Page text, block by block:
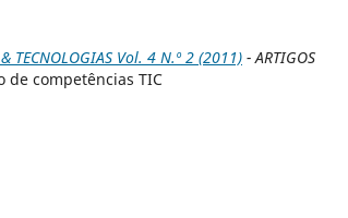
& TECNOLOGIAS Vol. 4 N.º 2 (2011) - ARTIGOS
de competências TIC